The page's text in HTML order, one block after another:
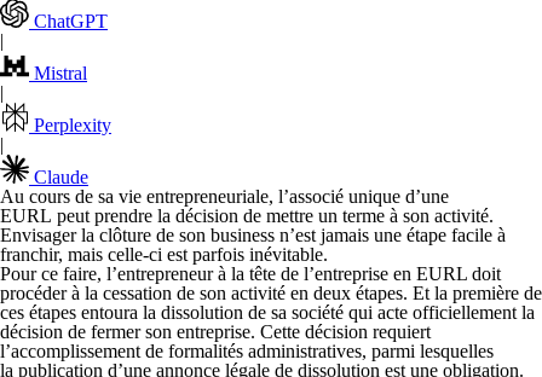
ChatGPT
|
Mistral
|
Perplexity
|
Claude
Au cours de sa vie entrepreneuriale, l’associé unique d’une
EURL peut prendre la décision de mettre un terme à son activité.
Envisager la clôture de son business n’est jamais une étape facile à
franchir, mais celle-ci est parfois inévitable.
Pour ce faire, l’entrepreneur à la tête de l’entreprise en EURL doit
procéder à la cessation de son activité en deux étapes. Et la première de
ces étapes entoura la dissolution de sa société qui acte officiellement la
décision de fermer son entreprise. Cette décision requiert
l’accomplissement de formalités administratives, parmi lesquelles
la publication d’une annonce légale de dissolution est une obligation.